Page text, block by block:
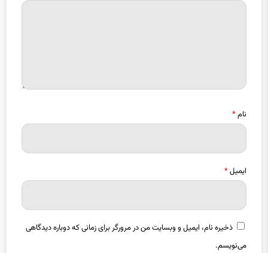
نام*
ایمیل*
ذخیره نام، ایمیل و وبسایت من در مرورگر برای زمانی که دوباره دیدگاهی
می‌نویسم.